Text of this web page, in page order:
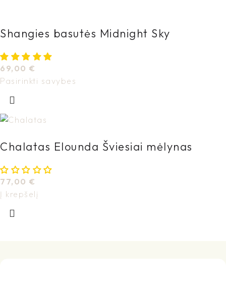
Shangies basutės Midnight Sky
69,00 €
Pasirinkti savybes
Chalatas Elounda Šviesiai mėlynas
77,00 €
Į krepšelį